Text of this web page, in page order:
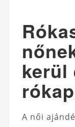
kerül
A női